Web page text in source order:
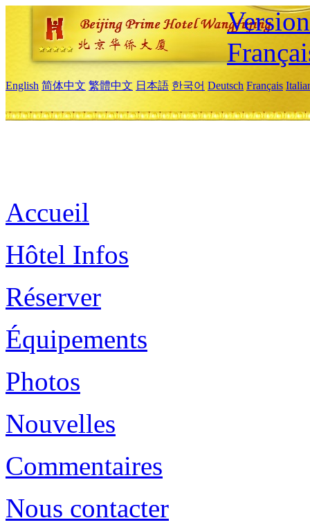
English 简体中文 繁體中文 日本語 한국어 Deutsch Français
Accueil
Hôtel Infos
Réserver
Équipements
Photos
Nouvelles
Commentaires
Nous contacter